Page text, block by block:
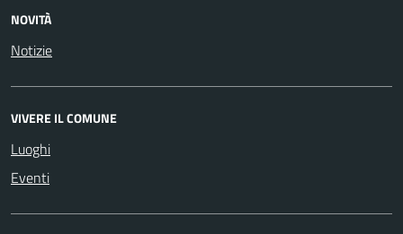
NOVITÀ
Notizie
VIVERE IL COMUNE
Luoghi
Eventi